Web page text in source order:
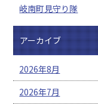
岐南町見守り隊
アーカイブ
2026年8月
2026年7月